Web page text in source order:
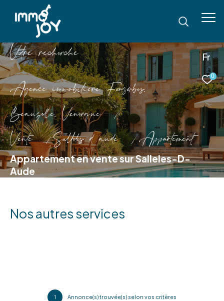
Fr
0
Vore recece
Agence immobilière Fonsorbes,
Beauzelle, Venerque
Vente
Salleles d aude Appartement
Appartement en vente sur Salleles-D-
Aude
Nos autres services
1 Annonce(s) trouvée(s) selon vos critères